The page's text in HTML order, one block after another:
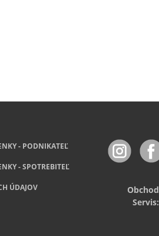
- PODNIKATEĽ
- SPOTREBITEĽ
ÚDAJOV Obchod
Servis: